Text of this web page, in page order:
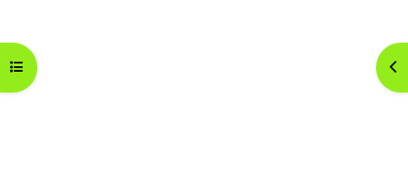
Ouvrir l’index du cours